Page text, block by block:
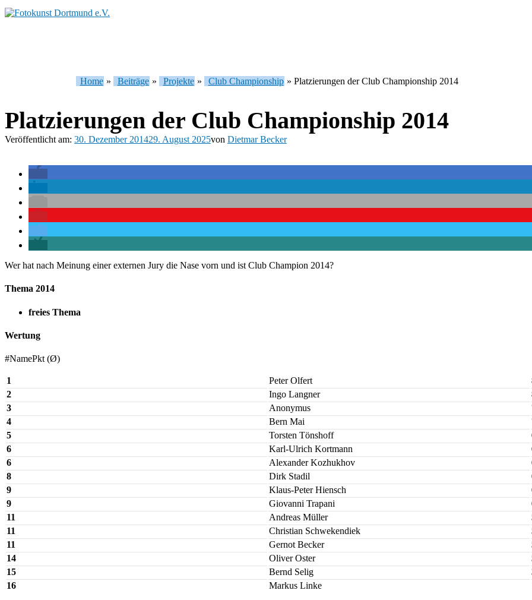
Home » Beiträge » Projekte » Club Championship » Platzierungen der Club Championship 2014
Platzierungen der Club Championship 2014
Veröffentlicht am: 30. Dezember 201429. August 2025von Dietmar Becker
Wer hat nach Meinung einer externen Jury die Nase vorn und ist Club Champion 2014?
Thema 2014
freies Thema
Wertung
#NamePkt (Ø)
1 Peter Olfert
2
Ingo Langner
3
Anonymus
4
Bern Mai
5
Torsten Tönshoff
6
Karl-Ulrich Kortmann
6
Alexander Kozhukhov
8
Dirk Stadil
9
Klaus-Peter Hiensch
9
Giovanni Trapani
11
Andreas Müller
11
Christian Schwekendiek
11
Gernot Becker
14
Oliver Oster
15
Bernd Selig
16
Markus Linke